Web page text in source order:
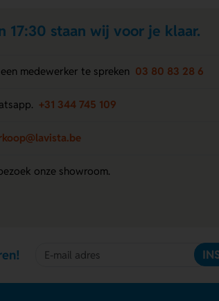
17:30 staan wij voor je klaar.
medewerker te spreken 03 80 83 28 6
+31 344 745 109
onze showroom.